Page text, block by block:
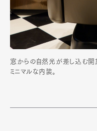
窓からの自然光が差し込む開
ミニマルな内装。